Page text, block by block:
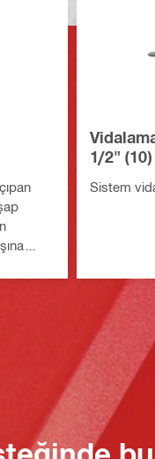
1/2" (10)
Sistem